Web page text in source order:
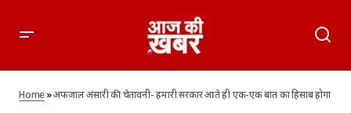
हिसाब होगा
Home»अफजाल अंसारी की चेतावनी- हमारी सरकार आते ही एक-एक बात का हिसाब होगा